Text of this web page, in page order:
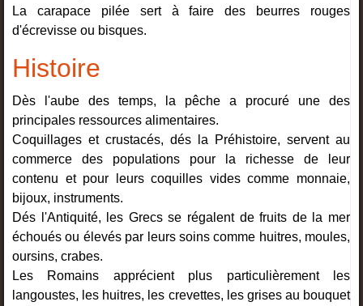
La carapace pilée sert à faire des beurres rouges
d'écrevisse ou bisques.
Histoire
Dès l'aube des temps, la pêche a procuré une des
principales ressources alimentaires.
Coquillages et crustacés, dés la Préhistoire, servent au
commerce des populations pour la richesse de leur
contenu et pour leurs coquilles vides comme monnaie,
bijoux, instruments.
Dés l'Antiquité, les Grecs se régalent de fruits de la mer
échoués ou élevés par leurs soins comme huitres, moules,
oursins, crabes.
Les Romains apprécient plus particulièrement les
langoustes, les huitres, les crevettes, les grises au bouquet